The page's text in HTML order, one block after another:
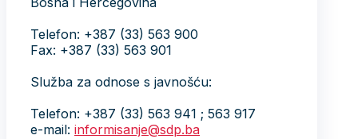
Telefon: +387 (33) 563 900
Fax: +387 (33) 563 901
Služba za odnose s javnošću:
Telefon: +387 (33) 563 941 ; 563 917
e-mail: informisanje@sdp.ba